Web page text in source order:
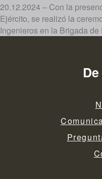
20.12.2024 – Con la
Ejército, se realizó la
Ingenieros en la Brigada de